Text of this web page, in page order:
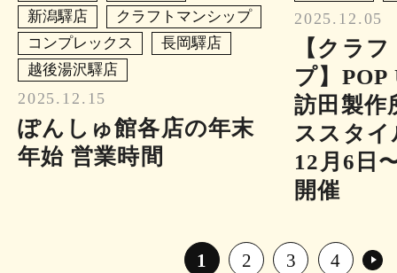
新潟驛店
クラフトマンシップ
コンプレックス
長岡驛店
越後湯沢驛店
2025.12.15
ぽんしゅ館各店の年末
年始 営業時間
2025.12.05
【クラ
プ】POP
訪田製作
ススタイ
12月6日
開催
1 2 3 4